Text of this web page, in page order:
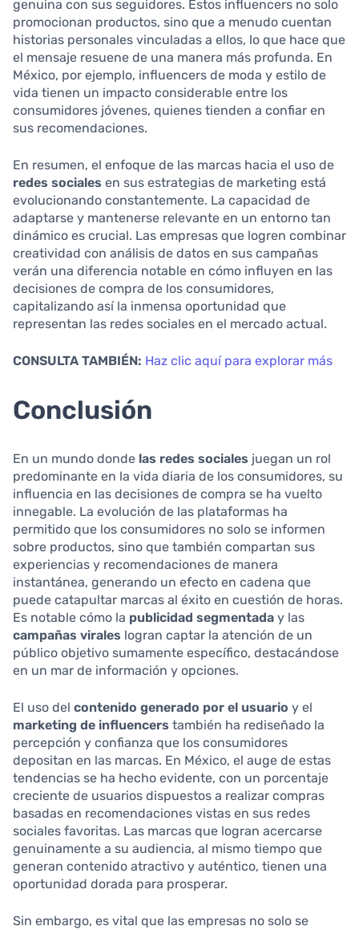
genuina con sus seguidores. Estos influencers no solo
promocionan productos, sino que a menudo cuentan
historias personales vinculadas a ellos, lo que hace que
el mensaje resuene de una manera más profunda. En
México, por ejemplo, influencers de moda y estilo de
vida tienen un impacto considerable entre los
consumidores jóvenes, quienes tienden a confiar en
sus recomendaciones.
En resumen, el enfoque de las marcas hacia el uso de
redes sociales en sus estrategias de marketing está
evolucionando constantemente. La capacidad de
adaptarse y mantenerse relevante en un entorno tan
dinámico es crucial. Las empresas que logren combinar
creatividad con análisis de datos en sus campañas
verán una diferencia notable en cómo influyen en las
decisiones de compra de los consumidores,
capitalizando así la inmensa oportunidad que
representan las redes sociales en el mercado actual.
CONSULTA TAMBIÉN: Haz clic aquí para explorar más
Conclusión
En un mundo donde las redes sociales juegan un rol
predominante en la vida diaria de los consumidores, su
influencia en las decisiones de compra se ha vuelto
innegable. La evolución de las plataformas ha
permitido que los consumidores no solo se informen
sobre productos, sino que también compartan sus
experiencias y recomendaciones de manera
instantánea, generando un efecto en cadena que
puede catapultar marcas al éxito en cuestión de horas.
Es notable cómo la publicidad segmentada y las
campañas virales logran captar la atención de un
público objetivo sumamente específico, destacándose
en un mar de información y opciones.
El uso del contenido generado por el usuario y el
marketing de influencers también ha rediseñado la
percepción y confianza que los consumidores
depositan en las marcas. En México, el auge de estas
tendencias se ha hecho evidente, con un porcentaje
creciente de usuarios dispuestos a realizar compras
basadas en recomendaciones vistas en sus redes
sociales favoritas. Las marcas que logran acercarse
genuinamente a su audiencia, al mismo tiempo que
generan contenido atractivo y auténtico, tienen una
oportunidad dorada para prosperar.
Sin embargo, es vital que las empresas no solo se